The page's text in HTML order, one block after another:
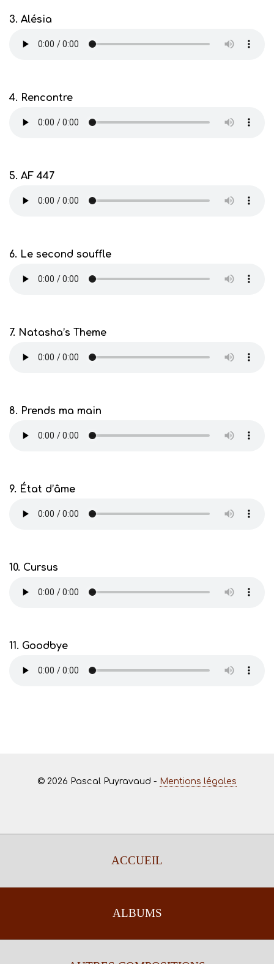
3. Alésia
4. Rencontre
5. AF 447
6. Le second souffle
7. Natasha’s Theme
8. Prends ma main
9. État d’âme
10. Cursus
11. Goodbye
© 2026 Pascal Puyravaud - Mentions légales
ACCUEIL
ALBUMS